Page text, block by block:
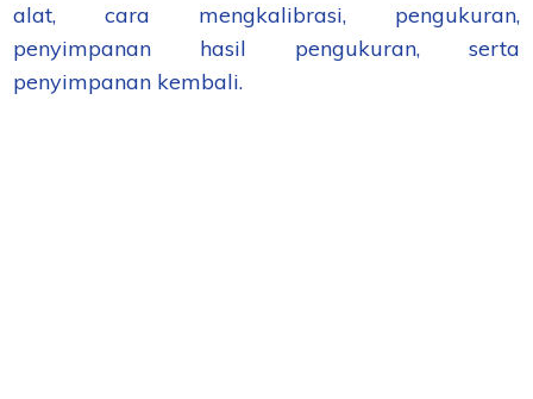
alat, cara mengkalibrasi, pengukuran,
penyimpanan hasil pengukuran, serta
penyimpanan kembali.